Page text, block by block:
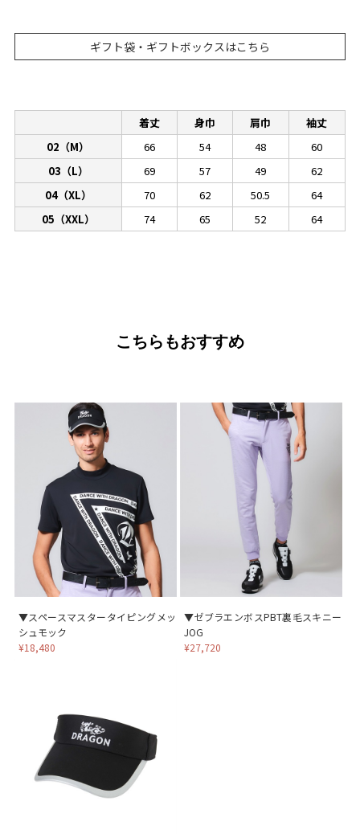
ギフト袋・ギフトボックスはこちら
着丈 身巾 肩巾
袖丈
02（M）
66 54 48
60
03（L）
69 57 49
62
04（XL）
70 62 50.5
64
05（XXL）
74 65 52 64
こちらもおすすめ
▼スペースマスタータイピングメッ
シュモック
¥18,480
▼ゼブラエンボスPBT裏毛スキニー
JOG
¥27,720